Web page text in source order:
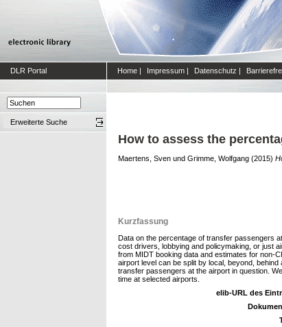
DLR Portal Home | Impressum | Datenschutz |
Erweiterte Suche
How to assess the
Maertens, Sven und Grimme, Wolfgang (2015)
Kurzfassung
Data on the percentage of transfer passengers
cost drivers, lobbying and policymaking, or just
from MIDT booking data and estimates for non-
airport level can be split by local, beyond,
transfer passengers at the airport in question.
time at selected airports.
elib-URL des